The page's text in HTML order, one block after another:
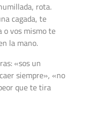
rota.
cagada, te
o vos mismo te
la mano.
«sos un
siempre», «no
que te tira